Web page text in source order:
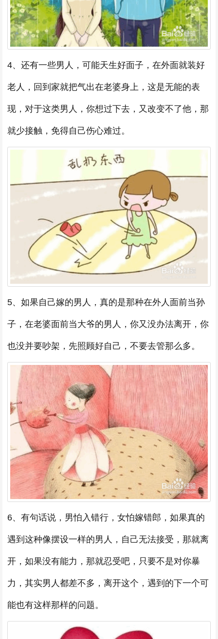
4、还有一些男人，可能天生好面子，在外面就装好
老人，回到家就把气出在老婆身上，这是无能的表
现，对于这类男人，你想过下去，又改变不了他，那
就少接触，免得自己伤心难过。
5、如果自己嫁的男人，真的是那种在外人面前当孙
子，在老婆面前当大爷的男人，你又没办法离开，你
也没并要吵架，先照顾好自己，不要去管那么多。
6、有句话说，男怕入错行，女怕嫁错郎，如果真的
遇到这种像摆设一样的男人，自己无法接受，那就离
开，如果没有能力，那就忍受吧，只要不是对你暴
力，其实男人都差不多，离开这个，遇到的下一个可
能也有这样那样的问题。